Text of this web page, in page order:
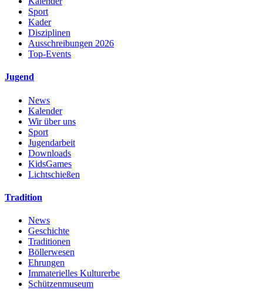
Sport
Kader
Disziplinen
Ausschreibungen 2026
Top-Events
Jugend
News
Kalender
Wir über uns
Sport
Jugendarbeit
Downloads
KidsGames
Lichtschießen
Tradition
News
Geschichte
Traditionen
Böllerwesen
Ehrungen
Immaterielles Kulturerbe
Schützenmuseum